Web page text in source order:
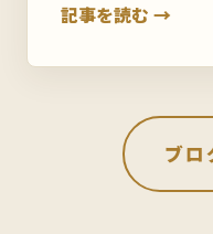
記事を読む →
ブロ